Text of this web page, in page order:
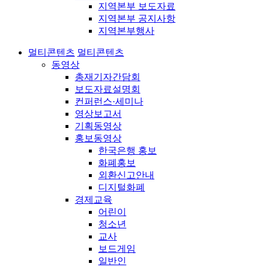
지역본부 보도자료
지역본부 공지사항
지역본부행사
멀티콘텐츠 멀티콘텐츠
동영상
총재기자간담회
보도자료설명회
컨퍼런스·세미나
영상보고서
기획동영상
홍보동영상
한국은행 홍보
화폐홍보
외환신고안내
디지털화폐
경제교육
어린이
청소년
교사
보드게임
일반인